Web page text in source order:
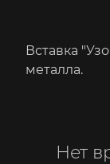
Вставка
металла.
Нет